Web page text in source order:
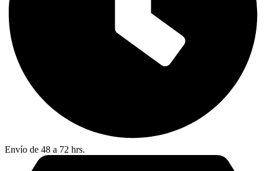
Envío de 48 a 72 hrs.